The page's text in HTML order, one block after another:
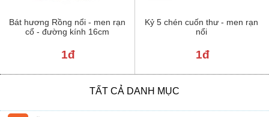
Bát hương Rồng nổi - men rạn
cổ - đường kính 16cm
1đ
Kỷ 5 chén cuốn thư - men rạn
nổi
1đ
TẤT CẢ DANH MỤC